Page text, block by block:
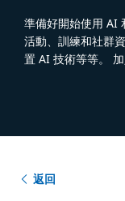
準備好開始使用 AI
活動、訓練和社群
置 AI 技術等等。 加
返回